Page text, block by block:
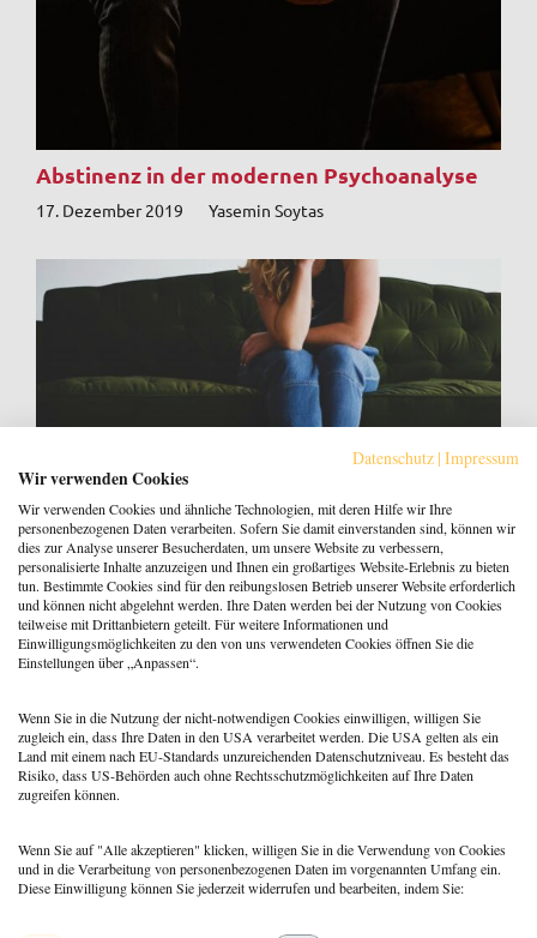
Abstinenz in der modernen Psychoanalyse
17. Dezember 2019 Yasemin Soytas
Psychoanalyse: Übertragung &
Gegenübertragung
Menü
Datenschutz | Impressum
Wir verwenden Cookies
Wir verwenden Cookies und ähnliche Technologien, mit deren Hilfe wir Ihre
personenbezogenen Daten verarbeiten. Sofern Sie damit einverstanden sind, können wir
dies zur Analyse unserer Besucherdaten, um unsere Website zu verbessern,
personalisierte Inhalte anzuzeigen und Ihnen ein großartiges Website-Erlebnis zu bieten
tun. Bestimmte Cookies sind für den reibungslosen Betrieb unserer Website erforderlich
und können nicht abgelehnt werden. Ihre Daten werden bei der Nutzung von Cookies
teilweise mit Drittanbietern geteilt. Für weitere Informationen und
Einwilligungsmöglichkeiten zu den von uns verwendeten Cookies öffnen Sie die
Einstellungen über „Anpassen“.
Wenn Sie in die Nutzung der nicht-notwendigen Cookies einwilligen, willigen Sie
zugleich ein, dass Ihre Daten in den USA verarbeitet werden. Die USA gelten als ein
Land mit einem nach EU-Standards unzureichenden Datenschutzniveau. Es besteht das
Risiko, dass US-Behörden auch ohne Rechtsschutzmöglichkeiten auf Ihre Daten
zugreifen können.
Wenn Sie auf "Alle akzeptieren" klicken, willigen Sie in die Verwendung von Cookies
und in die Verarbeitung von personenbezogenen Daten im vorgenannten Umfang ein.
Diese Einwilligung können Sie jederzeit widerrufen und bearbeiten, indem Sie: